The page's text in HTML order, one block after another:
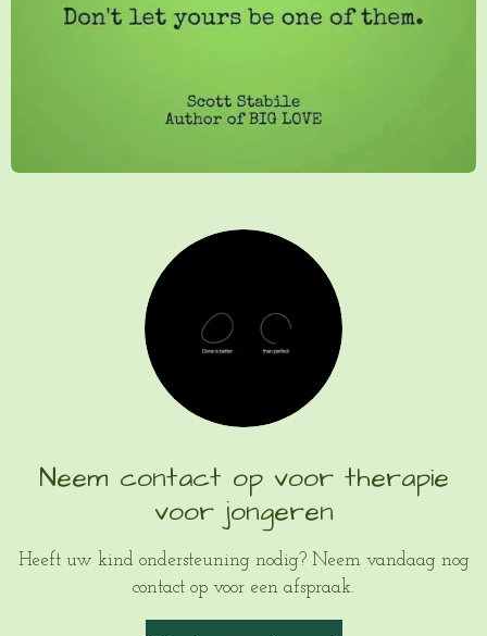
Neem contact op voor therapie
voor jongeren
Heeft uw kind ondersteuning nodig? Neem vandaag nog
contact op voor een afspraak.